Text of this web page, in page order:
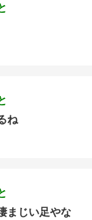
ね
まじい足やな